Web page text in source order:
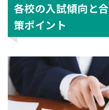
各校の入試傾向と
策ポイント